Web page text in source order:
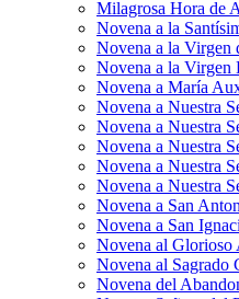
Milagrosa Hora de
Novena a la
Novena a la Virgen
Novena a la Virgen
Novena a María
Novena a Nuestra
Novena a Nuestra
Novena a Nuestra
Novena a Nuestra
Novena a Nuestra
Novena a San
Novena a San
Novena al Glorioso
Novena al Sagrado
Novena del